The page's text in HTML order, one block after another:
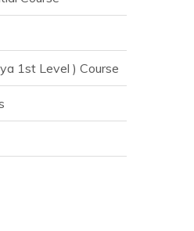
1st Level ) Course
Course